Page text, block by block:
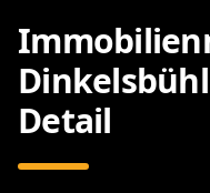
Detail